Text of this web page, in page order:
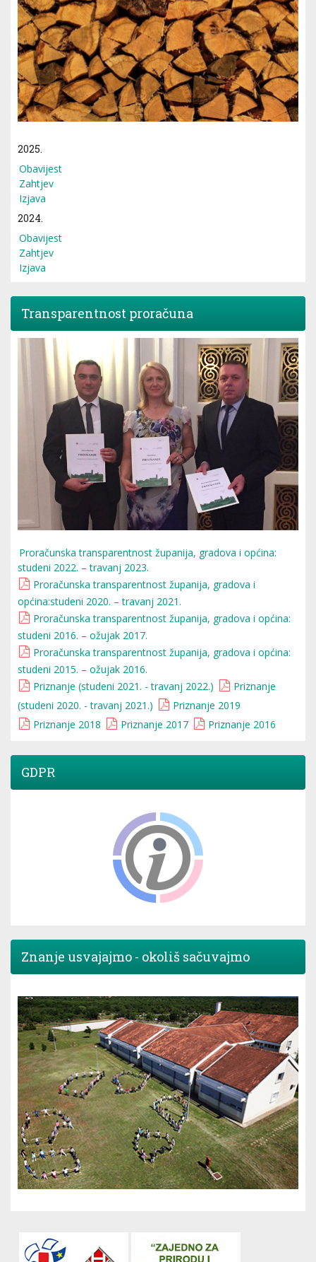
2025.
Obavijest
Zahtjev
Izjava
2024.
Obavijest
Zahtjev
Izjava
Transparentnost proračuna
Proračunska transparentnost županija, gradova i općina:
studeni 2022. – travanj 2023.
Proračunska transparentnost županija, gradova i
općina:studeni 2020. – travanj 2021.
Proračunska transparentnost županija, gradova i općina:
studeni 2016. – ožujak 2017.
Proračunska transparentnost županija, gradova i općina:
studeni 2015. – ožujak 2016.
Priznanje (studeni 2021. - travanj 2022.)
Priznanje
(studeni 2020. - travanj 2021.)
Priznanje 2019
Priznanje 2018
Priznanje 2017 Priznanje 2016
GDPR
Znanje usvajajmo - okoliš sačuvajmo